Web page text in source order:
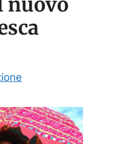
nuovo